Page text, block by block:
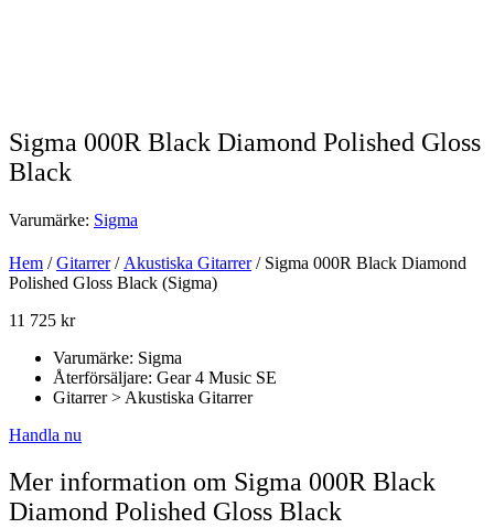
Sigma 000R Black Diamond Polished Gloss
Black
Varumärke: Sigma
Hem /Gitarrer/Akustiska Gitarrer/ Sigma 000R Black Diamond
Polished Gloss Black (Sigma)
11 725 kr
Varumärke: Sigma
Återförsäljare: Gear 4 Music SE
Gitarrer > Akustiska Gitarrer
Handla nu
Mer information om Sigma 000R Black
Diamond Polished Gloss Black